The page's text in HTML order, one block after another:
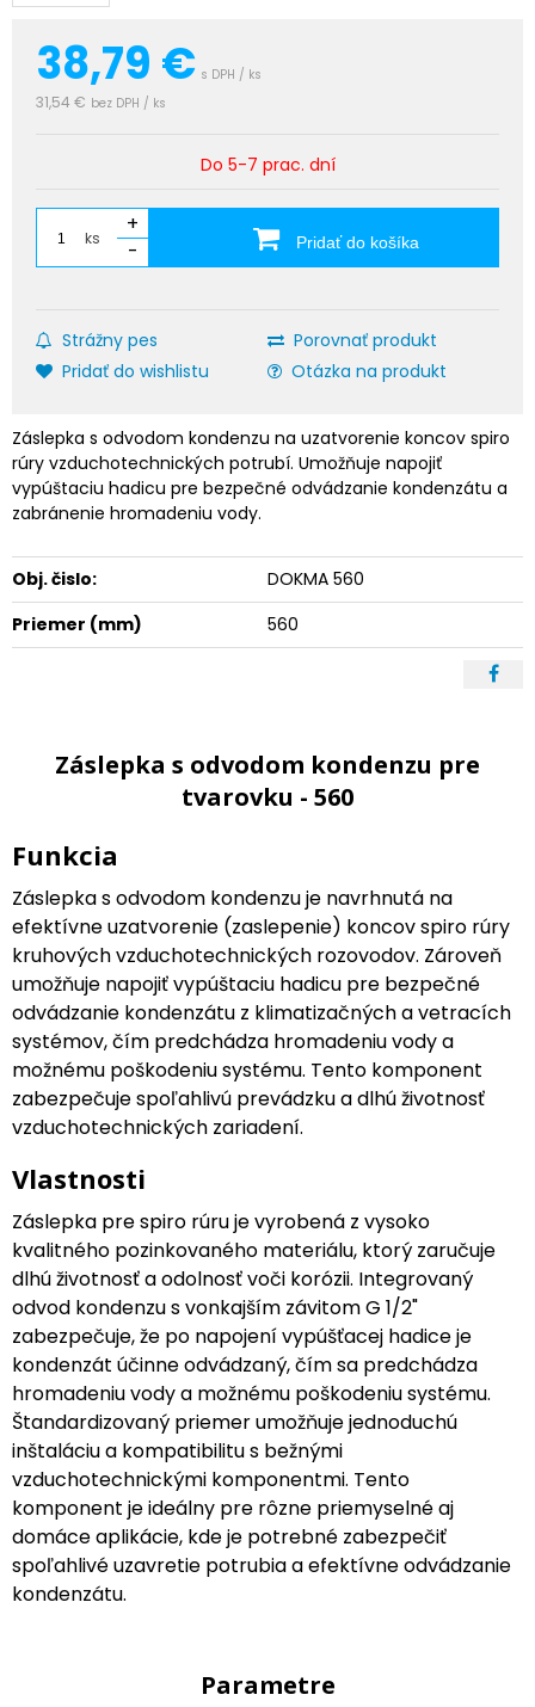
38,79 € s DPH / ks
31,54 € bez DPH / ks
Do 5-7 prac. dní
ks
+
-
Pridať do košíka
Strážny pes
Porovnať produkt
Pridať do wishlistu
Otázka na produkt
Záslepka s odvodom kondenzu na uzatvorenie koncov spiro
rúry vzduchotechnických potrubí. Umožňuje napojiť
vypúštaciu hadicu pre bezpečné odvádzanie kondenzátu a
zabránenie hromadeniu vody.
Obj. čislo:
DOKMA 560
Priemer (mm)
560
Záslepka s odvodom kondenzu pre
tvarovku - 560
Funkcia
Záslepka s odvodom kondenzu je navrhnutá na
efektívne uzatvorenie (zaslepenie) koncov spiro rúry
kruhových vzduchotechnických rozovodov. Zároveň
umožňuje napojiť vypúštaciu hadicu pre bezpečné
odvádzanie kondenzátu z klimatizačných a vetracích
systémov, čím predchádza hromadeniu vody a
možnému poškodeniu systému. Tento komponent
zabezpečuje spoľahlivú prevádzku a dlhú životnosť
vzduchotechnických zariadení.
Vlastnosti
Záslepka pre spiro rúru je vyrobená z vysoko
kvalitného pozinkovaného materiálu, ktorý zaručuje
dlhú životnosť a odolnosť voči korózii. Integrovaný
odvod kondenzu s vonkajším závitom G 1/2"
zabezpečuje, že po napojení vypúšťacej hadice je
kondenzát účinne odvádzaný, čím sa predchádza
hromadeniu vody a možnému poškodeniu systému.
Štandardizovaný priemer umožňuje jednoduchú
inštaláciu a kompatibilitu s bežnými
vzduchotechnickými komponentmi. Tento
komponent je ideálny pre rôzne priemyselné aj
domáce aplikácie, kde je potrebné zabezpečiť
spoľahlivé uzavretie potrubia a efektívne odvádzanie
kondenzátu.
Parametre